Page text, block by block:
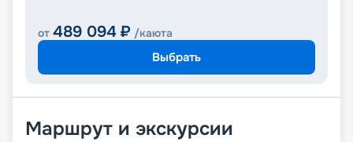
от 489 094 ₽ /каюта
Выбрать
Маршрут и экскурсии